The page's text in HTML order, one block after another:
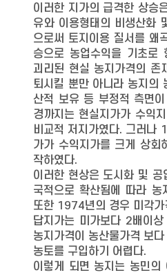
이러한 지가의 급격한 상승
유와 이용형태의 비생산화
으로써 토지이용 질서를 왜
승으로 농업수익을 기초로
괴리된 현실 농지가격의 존
퇴시킬 뿐만 아니라 농지의
산적 보유 등 부정적 측면
경까지는 현실지가가 수익
비교적 저지가였다. 그러나
가가 수익지가를 크게 상회
작하였다.
이러한 현상은 도시화 및
국적으로 확산됨에 따라 농
또한 1974년의 경우 미각가
답지가는 미가보다 2배이
농지가격이 농산물가격 보
농토를 구입하기 어렵다.
이렇게 되면 농지는 농민의